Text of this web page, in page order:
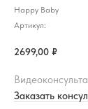
Happy Baby
Артикул:
2699,00 ₽
Заказать